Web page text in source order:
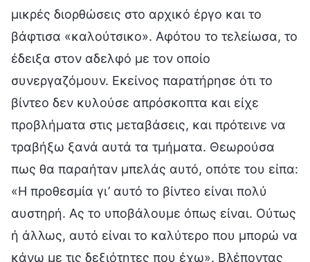
μικρές διορθώσεις στο αρχικό έργο και το
βάφτισα «καλούτσικο». Αφότου το τελείωσα, το
έδειξα στον αδελφό με τον οποίο
συνεργαζόμουν. Εκείνος παρατήρησε ότι το
βίντεο δεν κυλούσε απρόσκοπτα και είχε
προβλήματα στις μεταβάσεις, και πρότεινε να
τραβήξω ξανά αυτά τα τμήματα. Θεωρούσα
πως θα παραήταν μπελάς αυτό, οπότε του είπα:
«Η προθεσμία γι’ αυτό το βίντεο είναι πολύ
αυστηρή. Ας το υποβάλουμε όπως είναι. Ούτως
ή άλλως, αυτό είναι το καλύτερο που μπορώ να
κάνω με τις δεξιότητες που έχω». Βλέποντας